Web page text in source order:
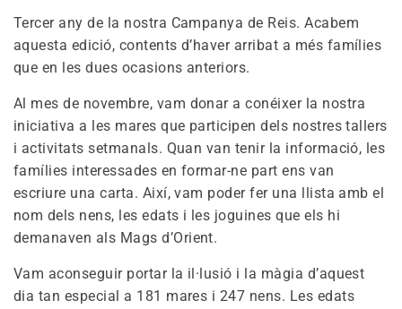
Tercer any de la nostra Campanya de Reis. Acabem
aquesta edició, contents d’haver arribat a més famílies
que en les dues ocasions anteriors.
Al mes de novembre, vam donar a conéixer la nostra
iniciativa a les mares que participen dels nostres tallers
i activitats setmanals. Quan van tenir la informació, les
famílies interessades en formar-ne part ens van
escriure una carta. Així, vam poder fer una llista amb el
nom dels nens, les edats i les joguines que els hi
demanaven als Mags d’Orient.
Vam aconseguir portar la il·lusió i la màgia d’aquest
dia tan especial a 181 mares i 247 nens. Les edats